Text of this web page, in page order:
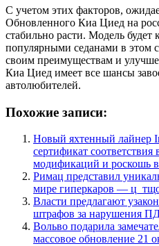
С учетом этих факторов,
Обновленного Киа Циед на
стабильно расти. Модель будет
популярными седанами в этом
своим преимуществам и
Киа Циед имеет все шансы
автолюбителей.
Похожие записи:
Новый яхтенный лайнер
сертификат
модификаций и роскошь
Римац представил
мире гиперкаров —
Власти предлагают
штрафов за нарушения
Вольво подарила
массовое обновление 21